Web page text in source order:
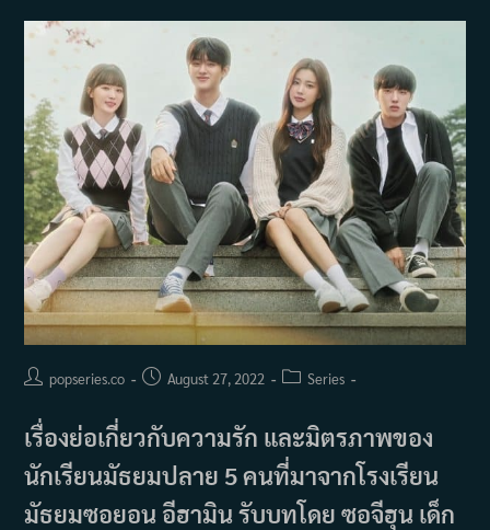
Postpopseries.co
PostAugust 27, 2022
PostSeries
เรื่องย่อเกี่ยวกับความรัก และมิตรภาพของ
นักเรียนมัธยมปลาย 5 คนที่มาจากโรงเรียน
มัธยมซอยอน อีฮามิน รับบทโดย ซอจีฮุน เด็ก